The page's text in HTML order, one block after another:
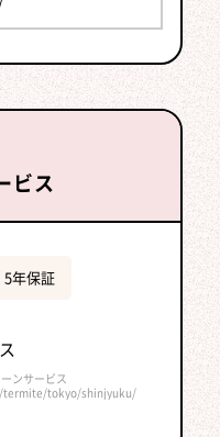
ビス
5年保証
ンサービス
termite/tokyo/shinjyuku/